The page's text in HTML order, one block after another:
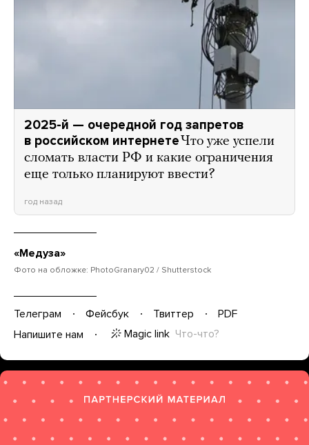
2025-й — очередной год запретов
в российском интернете Что уже успели
сломать власти РФ и какие ограничения
еще только планируют ввести?
год назад
«Медуза»
Фото на обложке: PhotoGranary02 / Shutterstock
Телеграм Фейсбук Твиттер
PDF
Напишите нам
Magic link Что-что?